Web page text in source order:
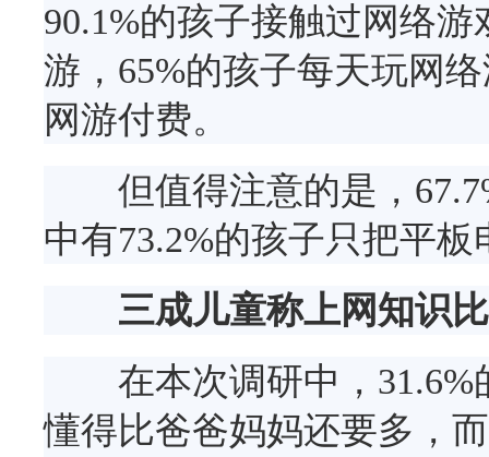
90.1%的孩子接触过网络
游，65%的孩子每天玩网
网游付费。
但值得注意的是，
中有73.2%的孩子只把平
三成儿童称上网知识
在本次调研中，31.6%
懂得比爸爸妈妈还要多，